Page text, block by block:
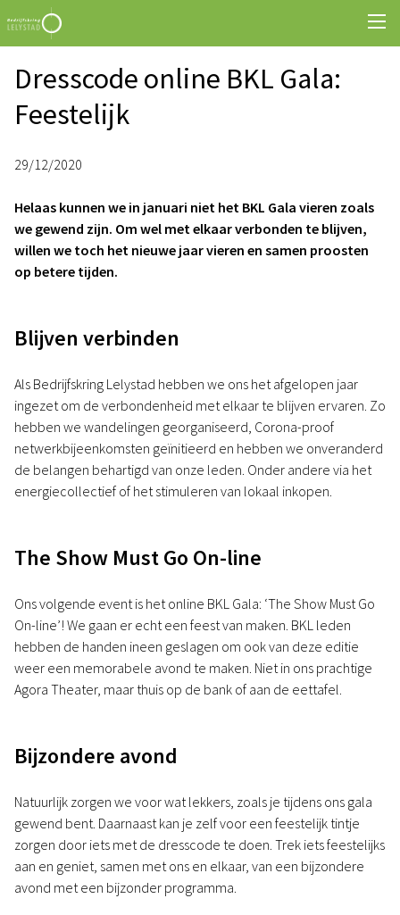
Dresscode online BKL Gala:
Feestelijk
29/12/2020
Helaas kunnen we in januari niet het BKL Gala vieren zoals
we gewend zijn. Om wel met elkaar verbonden te blijven,
willen we toch het nieuwe jaar vieren en samen proosten
op betere tijden.
Blijven verbinden
Als Bedrijfskring Lelystad hebben we ons het afgelopen jaar
ingezet om de verbondenheid met elkaar te blijven ervaren. Zo
hebben we wandelingen georganiseerd, Corona-proof
netwerkbijeenkomsten geïnitieerd en hebben we onveranderd
de belangen behartigd van onze leden. Onder andere via het
energiecollectief of het stimuleren van lokaal inkopen.
The Show Must Go On-line
Ons volgende event is het online BKL Gala: ‘The Show Must Go
On-line’! We gaan er echt een feest van maken. BKL leden
hebben de handen ineen geslagen om ook van deze editie
weer een memorabele avond te maken. Niet in ons prachtige
Agora Theater, maar thuis op de bank of aan de eettafel.
Bijzondere avond
Natuurlijk zorgen we voor wat lekkers, zoals je tijdens ons gala
gewend bent. Daarnaast kan je zelf voor een feestelijk tintje
zorgen door iets met de dresscode te doen. Trek iets feestelijks
aan en geniet, samen met ons en elkaar, van een bijzondere
avond met een bijzonder programma.